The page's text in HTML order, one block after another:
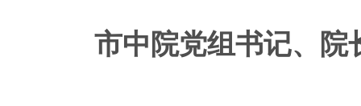
市中院党组书记、院